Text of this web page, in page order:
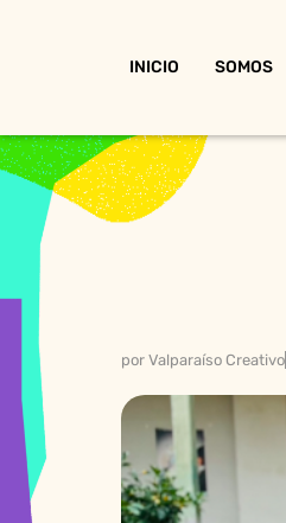
INICIO SOMOS
por Valparaíso Creativo